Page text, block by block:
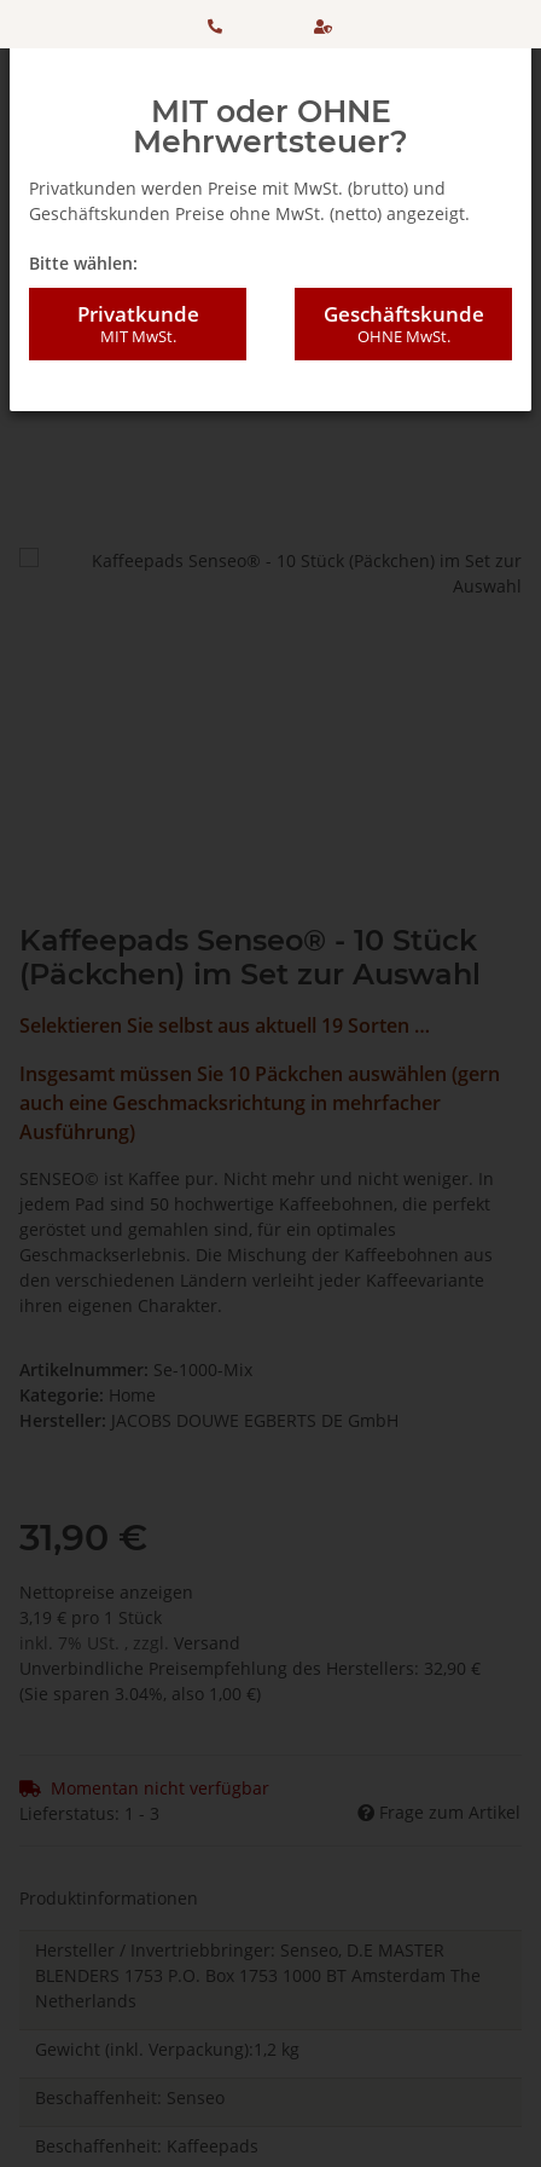
+ 49
506 98
einkaufen
SSL
Kaffeepads Senseo® - 10 Stück
(Päckchen) im Set zur Auswahl
Selektieren Sie selbst aus aktuell 19 Sorten …
Insgesamt müssen Sie 10 Päckchen auswählen (gern
auch eine Geschmacksrichtung in mehrfacher
Ausführung)
SENSEO© ist Kaffee pur. Nicht mehr und nicht weniger. In
jedem Pad sind 50 hochwertige Kaffeebohnen, die perfekt
geröstet und gemahlen sind, für ein optimales
Geschmackserlebnis. Die Mischung der Kaffeebohnen aus
den verschiedenen Ländern verleiht jeder Kaffeevariante
ihren eigenen Charakter.
Artikelnummer: Se-1000-Mix
Kategorie: Home
Hersteller: JACOBS DOUWE EGBERTS DE GmbH
31,90 €
Nettopreise anzeigen
3,19 € pro 1 Stück
inkl. 7% USt. , zzgl. Versand
Unverbindliche Preisempfehlung des Herstellers: 32,90 €
(Sie sparen 3.04%, also 1,00 €)
Momentan nicht verfügbar
Lieferstatus: 1 - 3
Frage zum Artikel
Produktinformationen
Hersteller / Invertriebbringer: Senseo, D.E MASTER
BLENDERS 1753 P.O. Box 1753 1000 BT Amsterdam The
Netherlands
Gewicht (inkl. Verpackung):1,2 kg
Beschaffenheit: Senseo
Beschaffenheit: Kaffeepads
MIT oder OHNE
Mehrwertsteuer?
Privatkunden werden Preise mit MwSt. (brutto) und
Geschäftskunden Preise ohne MwSt. (netto) angezeigt.
Bitte wählen:
Privatkunde
MIT MwSt.
Geschäftskunde
OHNE MwSt.